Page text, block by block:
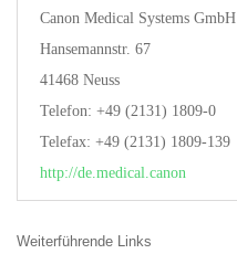
Canon Medical Systems GmbH
Hansemannstr. 67
41468 Neuss
Telefon: +49 (2131) 1809-0
Telefax: +49 (2131) 1809-139
http://de.medical.canon
Weiterführende Links